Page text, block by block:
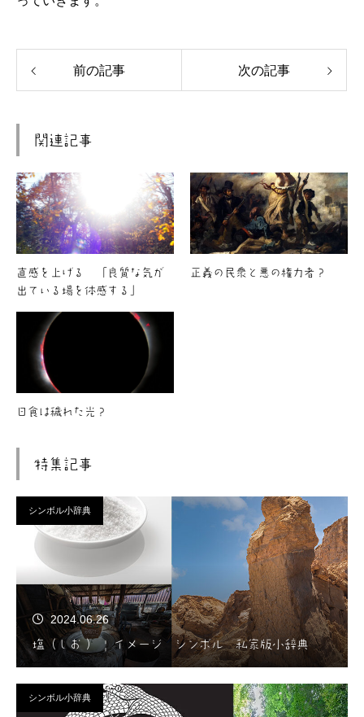
前の記事 次の記事
関連記事
直感を上げる 「良質な気が
出ている場を体感する」
正義の民衆と悪の権力者？
日食は穢れた光？
特集記事
シンボル小辞典
2024.06.26
塩（しお ） | イメージ シンボル 私家版小辞典
シンボル小辞典